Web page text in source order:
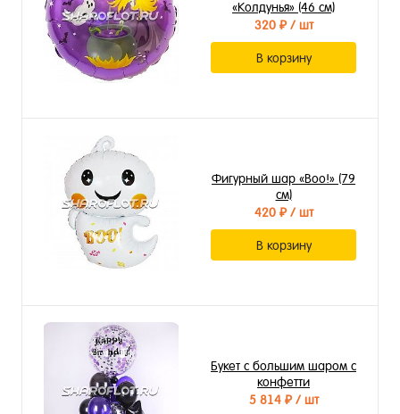
«Колдунья» (46 см)
320 ₽/ шт
В корзину
Фигурный шар «Воо!» (79
см)
420 ₽/ шт
В корзину
Букет с большим шаром с
конфетти
5 814 ₽/ шт